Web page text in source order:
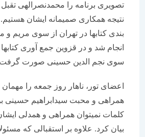
تصویری برنامه را محمدنصرالهی تقبل کرده
نتیجه همکاری صمیمانه ایشان هستیم.
بندی کتابها در تهران از سوی مریم و
انجام شد و در قزوین جمع آوری کتابها و
سوی نجم الدین حسینی صورت گرفت .
اعضای تور، ناهار روز جمعه را مهمان
همراهی و محبت سیدابراهیم حسینی بودند
کلمات نمیتوان همراهی و همدلی ایشان را در
بیان کرد. علاوه بر استقبالی که مسئولان